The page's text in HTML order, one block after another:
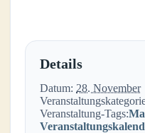
Details
Datum: 28. November
Veranstaltung-Tags: